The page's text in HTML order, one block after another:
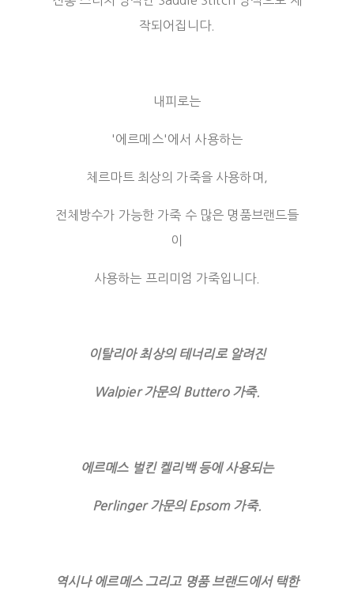
작되어집니다.
내피로는
'에르메스'에서 사용하는
체르마트 최상의 가죽을 사용하며,
전체방수가 가능한 가죽 수 많은 명품브랜드들
이
사용하는 프리미엄 가죽입니다.
이탈리아 최상의 테너리로 알려진
Walpier 가문의 Buttero 가죽.
에르메스 벌킨 켈리백 등에 사용되는
Perlinger 가문의 Epsom 가죽.
역시나 에르메스 그리고 명품 브랜드에서 택한